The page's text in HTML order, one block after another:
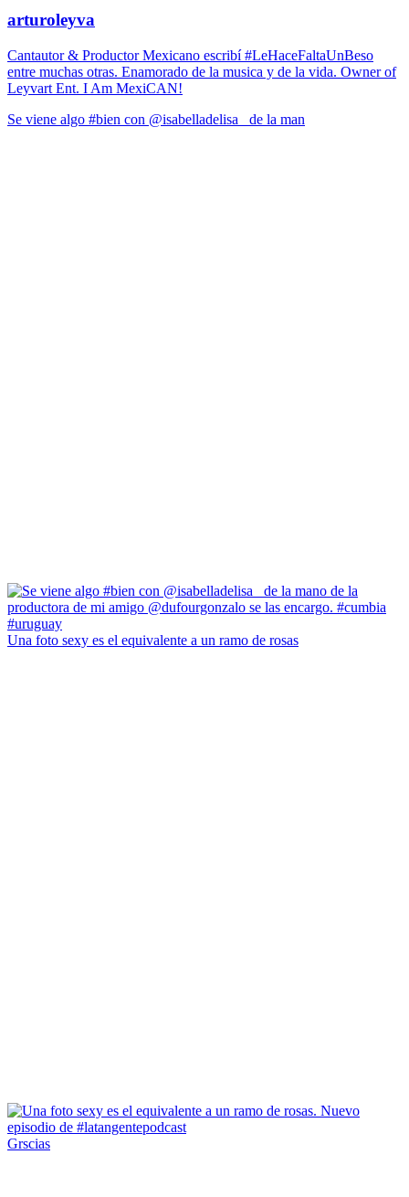
arturoleyva
Cantautor & Productor Mexicano escribí #LeHaceFaltaUnBeso
entre muchas otras. Enamorado de la musica y de la vida. Owner of
Leyvart Ent. I Am MexiCAN!
Se viene algo #bien con @isabelladelisa_ de la man
Una foto sexy es el equivalente a un ramo de rosas
Grscias